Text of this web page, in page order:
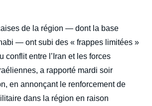
de la région — dont la base
— ont subi des « frappes limitées »
conflit entre l’Iran et les forces
a rapporté mardi soir
en annonçant le renforcement de
dans la région en raison